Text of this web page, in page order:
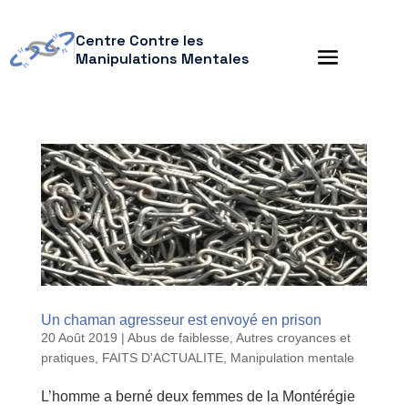
Centre Contre les
Manipulations Mentales
Un chaman agresseur est envoyé en prison
20 Août 2019 | Abus de faiblesse Autres croyances et
pratiques, FAITS D'ACTUALITE, Manipulation mentale
L’homme a berné deux femmes de la Montérégie